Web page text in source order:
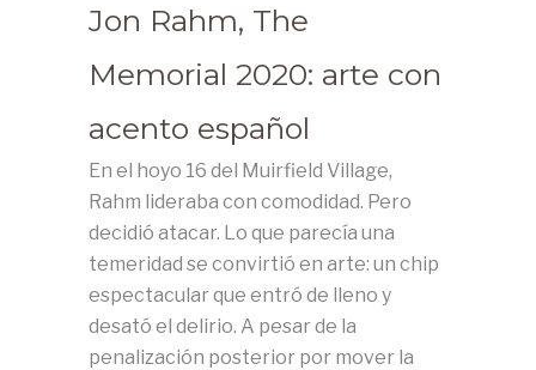
Jon Rahm, The
Memorial 2020: arte con
acento español
En el hoyo 16 del Muirfield Village,
Rahm lideraba con comodidad. Pero
decidió atacar. Lo que parecía una
temeridad se convirtió en arte: un chip
espectacular que entró de lleno y
desató el delirio. A pesar de la
penalización posterior por mover la